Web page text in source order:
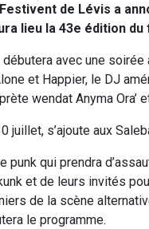
de Lévis a
lieu la 43e édition
avec une
et Happier, le DJ
wendat Anyma Ora’
juillet, s’ajoute aux
punk qui prendra
et de leurs invités
de la scène
le programme.